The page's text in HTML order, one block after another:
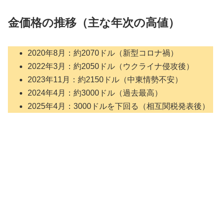
金価格の推移（主な年次の高値）
2020年8月：約2070ドル（新型コロナ禍）
2022年3月：約2050ドル（ウクライナ侵攻後）
2023年11月：約2150ドル（中東情勢不安）
2024年4月：約3000ドル（過去最高）
2025年4月：3000ドルを下回る（相互関税発表後）